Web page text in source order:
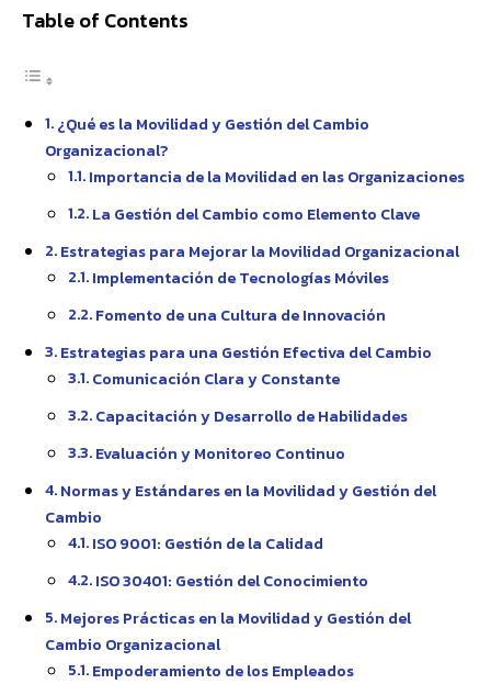
Table of Contents
¿Qué es la Movilidad y Gestión del Cambio
Organizacional?
Importancia de la Movilidad en las Organizaciones
La Gestión del Cambio como Elemento Clave
Estrategias para Mejorar la Movilidad Organizacional
Implementación de Tecnologías Móviles
Fomento de una Cultura de Innovación
Estrategias para una Gestión Efectiva del Cambio
Comunicación Clara y Constante
Capacitación y Desarrollo de Habilidades
Evaluación y Monitoreo Continuo
Normas y Estándares en la Movilidad y Gestión del
Cambio
ISO 9001: Gestión de la Calidad
ISO 30401: Gestión del Conocimiento
Mejores Prácticas en la Movilidad y Gestión del
Cambio Organizacional
Empoderamiento de los Empleados